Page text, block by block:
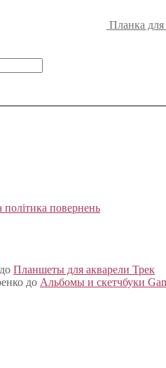
Планка для
політика повернень
до Планшеты для акварели Трек
до Альбомы и скетчбуки